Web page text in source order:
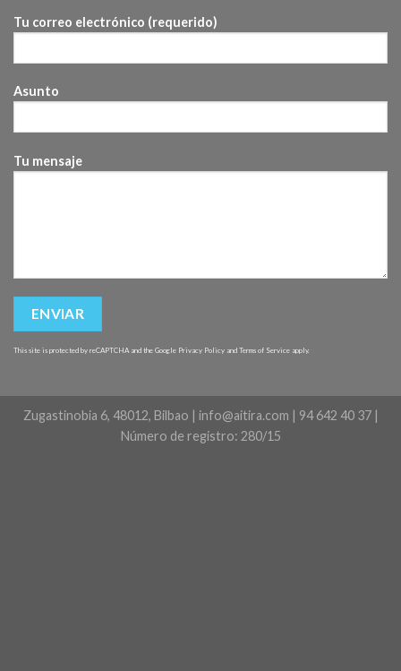
Tu correo electrónico (requerido)
Asunto
Tu mensaje
This site is protected by reCAPTCHA and the Google Privacy Policy and Terms of Service apply.
Zugastinobia 6, 48012, Bilbao | info@aitira.com | 94 642 40 37 |
Número de registro: 280/15